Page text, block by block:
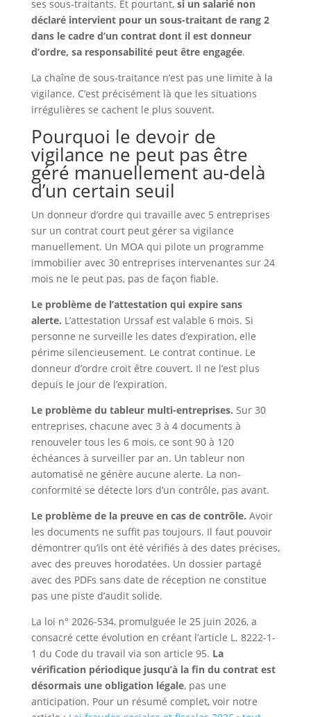
ses sous-traitants. Et pourtant, si un salarié non
déclaré intervient pour un sous-traitant de rang 2
dans le cadre d’un contrat dont il est donneur
d’ordre, sa responsabilité peut être engagée.
La chaîne de sous-traitance n’est pas une limite à la
vigilance. C’est précisément là que les situations
irrégulières se cachent le plus souvent.
Pourquoi le devoir de
vigilance ne peut pas être
géré manuellement au-delà
d’un certain seuil
Un donneur d’ordre qui travaille avec 5 entreprises
sur un contrat court peut gérer sa vigilance
manuellement. Un MOA qui pilote un programme
immobilier avec 30 entreprises intervenantes sur 24
mois ne le peut pas, pas de façon fiable.
Le problème de l’attestation qui expire sans
alerte. L’attestation Urssaf est valable 6 mois. Si
personne ne surveille les dates d’expiration, elle
périme silencieusement. Le contrat continue. Le
donneur d’ordre croit être couvert. Il ne l’est plus
depuis le jour de l’expiration.
Le problème du tableur multi-entreprises. Sur 30
entreprises, chacune avec 3 à 4 documents à
renouveler tous les 6 mois, ce sont 90 à 120
échéances à surveiller par an. Un tableur non
automatisé ne génère aucune alerte. La non-
conformité se détecte lors d’un contrôle, pas avant.
Le problème de la preuve en cas de contrôle. Avoir
les documents ne suffit pas toujours. Il faut pouvoir
démontrer qu’ils ont été vérifiés à des dates précises,
avec des preuves horodatées. Un dossier partagé
avec des PDFs sans date de réception ne constitue
pas une piste d’audit solide.
La loi n° 2026-534, promulguée le 25 juin 2026, a
consacré cette évolution en créant l’article L. 8222-1-
1 du Code du travail via son article 95. La
vérification périodique jusqu’à la fin du contrat est
désormais une obligation légale, pas une
anticipation. Pour un résumé complet, voir notre